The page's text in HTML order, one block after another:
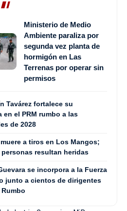
Ministerio de Medio
Ambiente paraliza por
segunda vez planta de
hormigón en Las
Terrenas por operar sin
permisos
Tavárez fortalece su
en el PRM rumbo a las
de 2028
a tiros en Los Mangos;
resultan heridas
se incorpora a la Fuerza
junto a cientos de dirigentes